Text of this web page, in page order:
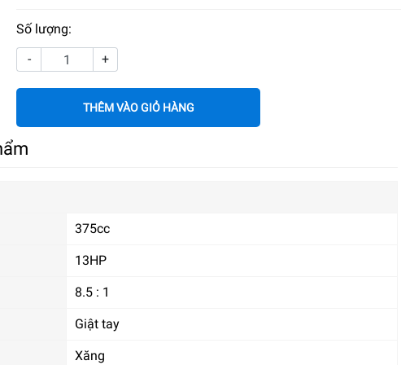
Số lượng:
-
+
THÊM VÀO GIỎ HÀNG
375cc
13HP
8.5 : 1
Giật tay
Xăng